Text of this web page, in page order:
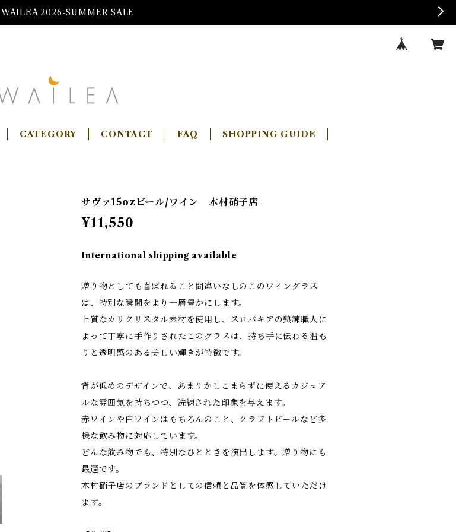
WAILEA 2026-SUMMER SALE
CATEGORY CONTACT FAQ SHOPPING GUIDE
サヴァ15ozビール/ワイン 木村硝子店
¥11,550
International shipping available
贈り物としても喜ばれること間違いなしのこのワイングラス
は、特別な瞬間をより一層豊かにします。
上質なカリクリスタル素材を使用し、スロバキアの熟練職人に
よって丁寧に手作りされたこのグラスは、持ち手に伝わる温も
りと透明感のある美しい輝きが特徴です。
背が低めのデザインで、あまりかしこまらずに使えるカジュア
ルな雰囲気を持ちつつ、洗練された印象を与えます。
赤ワインや白ワインはもちろんのこと、クラフトビールなど多
様な飲み物に対応しています。
どんな飲み物でも、特別なひとときを演出します。贈り物にも
最適です。
木村硝子店のブランドとしての信頼と品質を体感していただけ
ます。